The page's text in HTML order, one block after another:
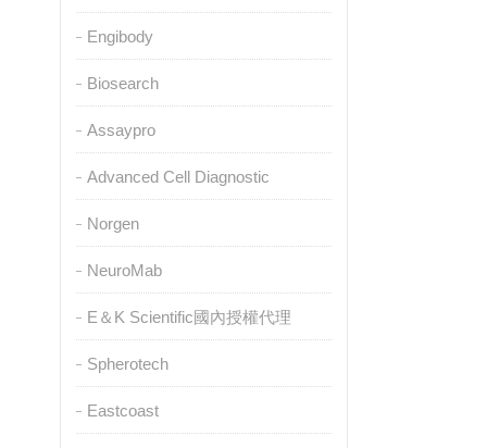
Engibody
Biosearch
Assaypro
Advanced Cell Diagnostic
Norgen
NeuroMab
E＆K Scientific國內授權代理
Spherotech
Eastcoast